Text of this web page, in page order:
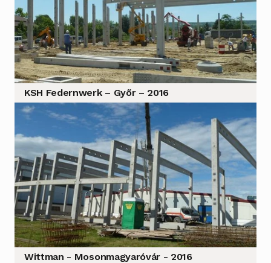
KSH Federnwerk – Győr – 2016
Wittman - Mosonmagyaróvár - 2016